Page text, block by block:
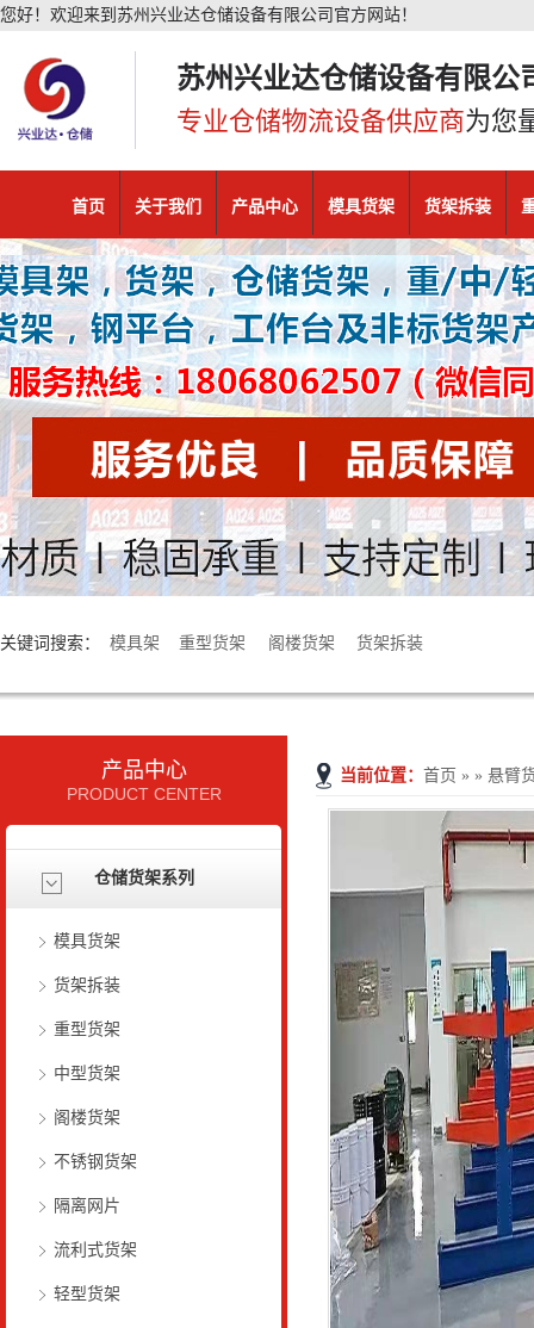
您好！欢迎来到苏州兴业达仓储设备有限公司官方网站！
苏州兴业达仓储设备有限公
专业仓储物流设备供应商为您
首页 关于我们 产品中心 模具货架 货架拆装
关键词搜索： 模具架 重型货架 阁楼货架 货架拆装
当前位置： 首页 » » 悬臂
产品中心
PRODUCT CENTER
仓储货架系列
模具货架
货架拆装
重型货架
中型货架
阁楼货架
不锈钢货架
隔离网片
流利式货架
轻型货架